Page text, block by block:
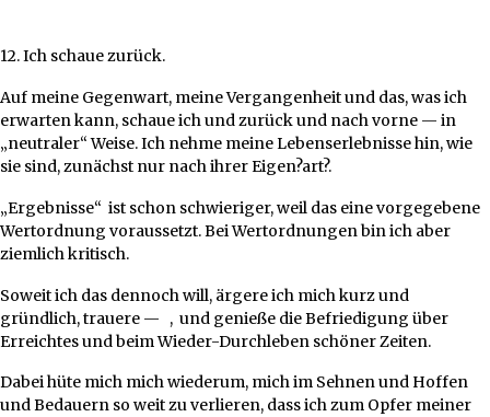
12. Ich schaue zurück.
Auf meine Gegenwart, meine Vergangenheit und das, was ich
erwarten kann, schaue ich und zurück und nach vorne — in
„neutraler“ Weise. Ich nehme meine Lebenserlebnisse hin, wie
sie sind, zunächst nur nach ihrer Eigen?art?.
„Ergebnisse“ ist schon schwieriger, weil das eine vorgegebene
Wertordnung voraussetzt. Bei Wertordnungen bin ich aber
ziemlich kritisch.
Soweit ich das dennoch will, ärgere ich mich kurz und
gründlich, trauere — , und genieße die Befriedigung über
Erreichtes und beim Wieder-Durchleben schöner Zeiten.
Dabei hüte mich mich wiederum, mich im Sehnen und Hoffen
und Bedauern so weit zu verlieren, dass ich zum Opfer meiner